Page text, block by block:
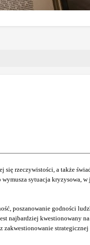
rzeczywistości, a także
sytuacja kryzysowa, w
poszanowanie godności
najbardziej kwestionowany